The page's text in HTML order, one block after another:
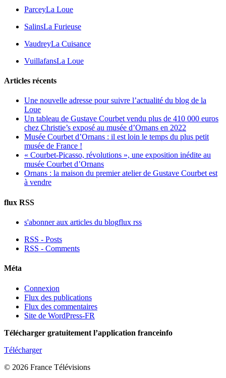
ParceyLa Loue
SalinsLa Furieuse
VaudreyLa Cuisance
VuillafansLa Loue
Articles récents
Une nouvelle adresse pour suivre l’actualité du blog de la
Loue
Un tableau de Gustave Courbet vendu plus de 410 000 euros
chez Christie’s exposé au musée d’Ornans en 2022
Musée Courbet d’Ornans : il est loin le temps du plus petit
musée de France !
« Courbet-Picasso, révolutions », une exposition inédite au
musée Courbet d’Ornans
Ornans : la maison du premier atelier de Gustave Courbet est
à vendre
flux RSS
s'abonner aux articles du blogflux rss
RSS - Posts
RSS - Comments
Méta
Connexion
Flux des publications
Flux des commentaires
Site de WordPress-FR
Télécharger gratuitement l’application franceinfo
Télécharger
© 2026 France Télévisions